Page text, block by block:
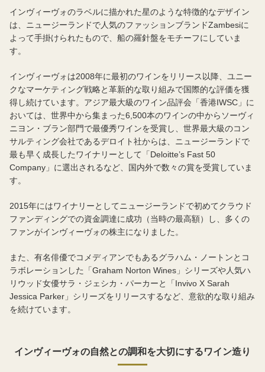
インヴィーヴォのラベルに描かれた星のような特徴的なデザイン
は、ニュージーランドで人気のファッションブランドZambesiに
よって手掛けられたもので、船の羅針盤をモチーフにしていま
す。
インヴィーヴォは2008年に最初のワインをリリース以降、ユニー
クなマーケティング戦略と革新的な取り組みで国際的な評価を獲
得し続けています。アジア最大級のワイン品評会「香港IWSC」に
おいては、世界中から集まった6,500本のワインの中からソーヴィ
ニヨン・ブラン部門で最優秀ワインを受賞し、世界最大級のコン
サルティング会社であるデロイト社からは、ニュージーランドで
最も早く成長したワイナリーとして「Deloitte’s Fast 50
Company」に選出されるなど、国内外で数々の賞を受賞していま
す。
2015年にはワイナリーとしてニュージーランドで初めてクラウド
ファンディングでの資金調達に成功（当時の最高額）し、多くの
ファンがインヴィーヴォの株主になりました。
また、有名俳優でコメディアンでもあるグラハム・ノートンとコ
ラボレーションした「Graham Norton Wines」シリーズや人気ハ
リウッド女優サラ・ジェシカ・パーカーと「Invivo X Sarah
Jessica Parker」シリーズをリリースするなど、意欲的な取り組み
を続けています。
インヴィーヴォの自然との調和を大切にするワイン造り